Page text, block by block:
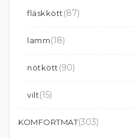
fläskkött (87)
lamm(18)
nötkött (90)
vilt(15)
KOMFORTMAT(303)